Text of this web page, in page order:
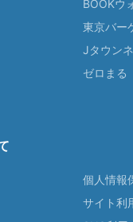
BOOKウ
東京バー
Jタウン
ゼロまる
個人情報
サイト利